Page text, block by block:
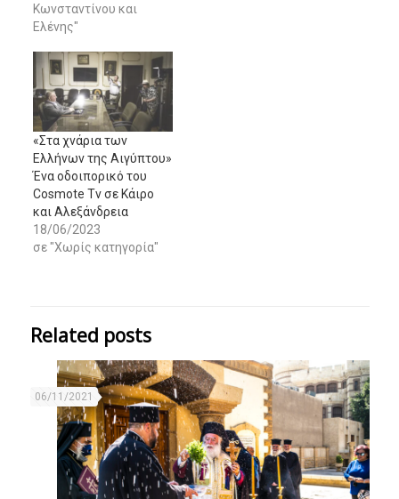
Κωνσταντίνου και
Ελένης"
«Στα χνάρια των
Ελλήνων της Αιγύπτου»
Ένα οδοιπορικό του
Cosmote Tv σε Κάιρο
και Αλεξάνδρεια
18/06/2023
σε "Χωρίς κατηγορία"
Related posts
06/11/2021